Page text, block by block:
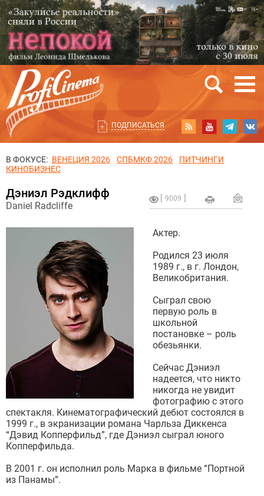
ПОДПИСАТЬСЯ
В ФОКУСЕ: ВЕНЕЦИЯ 2026 СПБМКФ 2026
ПИТЧИНГИ
КИНОБИЗНЕС
9009
Дэниэл Рэдклифф
Daniel Radcliffe
Актер.
Родился 23 июля
1989 г., в г. Лондон,
Великобритания.
Сыграл свою
первую роль в
школьной
постановке – роль
обезьянки.
Сейчас Дэниэл
надеется, что никто
никогда не увидит
фотографию с этого
спектакля. Кинематографический дебют состоялся в
1999 г., в экранизации романа Чарльза Диккенса
“Дэвид Копперфильд”, где Дэниэл сыграл юного
Копперфильда.
В 2001 г. он исполнил роль Марка в фильме “Портной
из Панамы”.